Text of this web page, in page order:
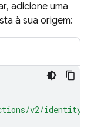
adicione uma
à sua origem:
v2/identity"